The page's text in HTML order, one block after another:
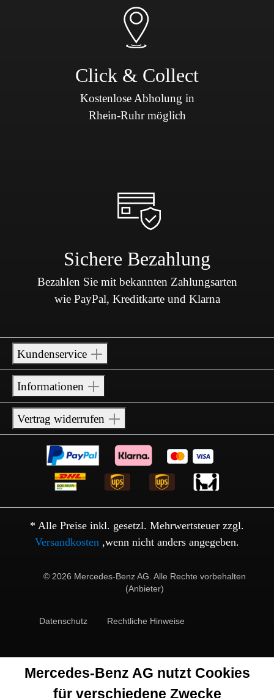
Click & Collect
Kostenlose Abholung in
Rhein-Ruhr möglich
Sichere Bezahlung
Bezahlen Sie mit bekannten Zahlungsarten
wie PayPal, Kreditkarte und Klarna
Kundenservice
Informationen
Vertrag widerrufen
* Alle Preise inkl. gesetzl. Mehrwertsteuer zzgl.
Versandkosten ,wenn nicht anders angegeben.
© 2026 Mercedes-Benz AG. Alle Rechte vorbehalten
(Anbieter)
Datenschutz Rechtliche Hinweise
Mercedes-Benz AG nutzt Cookies
für verschiedene Zwecke